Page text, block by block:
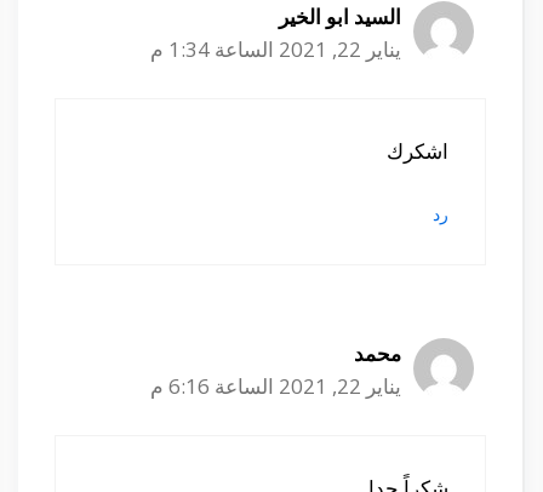
السيد ابو الخير
يناير 22, 2021 الساعة 1:34 م
اشكرك
رد
محمد
يناير 22, 2021 الساعة 6:16 م